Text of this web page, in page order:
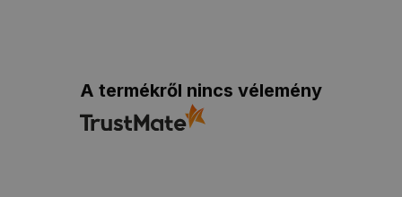
A termékről nincs vélemény